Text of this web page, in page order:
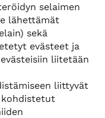
selaimen
lähettämät
sekä
evästeet ja
liitetään
liittyvät